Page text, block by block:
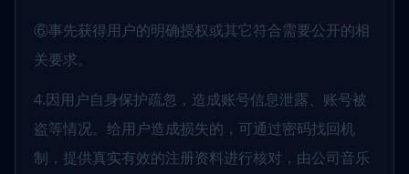
⑥事先获得用户的明确授权或其它符合需要公开的相
关要求。
4.因用户自身保护疏忽，造成账号信息泄露、账号被
盗等情况。给用户造成损失的，可通过密码找回机
制，提供真实有效的注册资料进行核对，由公司音乐